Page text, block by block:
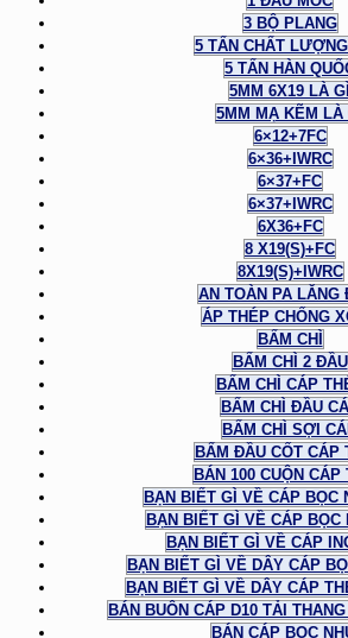
3 BỘ PLANG
5 TẤN CHẤT
5 TẤN HÀN
5MM 6X19 LÀ GÌ
5MM MẠ KẼM LÀ
6×12+7FC
6×36+IWRC
6×37+FC
6×37+IWRC
6X36+FC
8 X19(S)+FC
8X19(S)+IWRC
AN TOÀN PA LĂNG
ÁP THÉP CHỐNG
BẤM CHÌ
BẤM CHÌ 2 ĐẦU
BẤM CHÌ CÁP
BẤM CHÌ ĐẦU
BẤM CHÌ SỢI
BẤM ĐẦU CỐT CÁP
BÁN 100 CUỘN CÁP
BẠN BIẾT GÌ VỀ CÁP BỌC
BẠN BIẾT GÌ VỀ CÁP BỌC
BẠN BIẾT GÌ VỀ CÁP
BẠN BIẾT GÌ VỀ DÂY CÁP
BẠN BIẾT GÌ VỀ DÂY CÁP
BÁN BUÔN CÁP D10 TẢI
BÁN CÁP BỌC